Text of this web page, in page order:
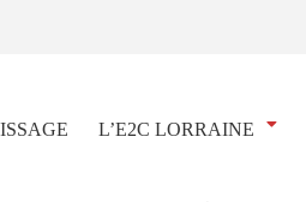
L’E2C LORRAINE